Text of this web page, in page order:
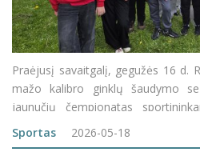
Praėjusį savaitgalį, gegužės 16 d.
mažo kalibro ginklų šaudymo
jaunučių čempionatas
arena: vieniems tai buvo patys
rezultatų protokoluose,
Sportas 2026-05-18